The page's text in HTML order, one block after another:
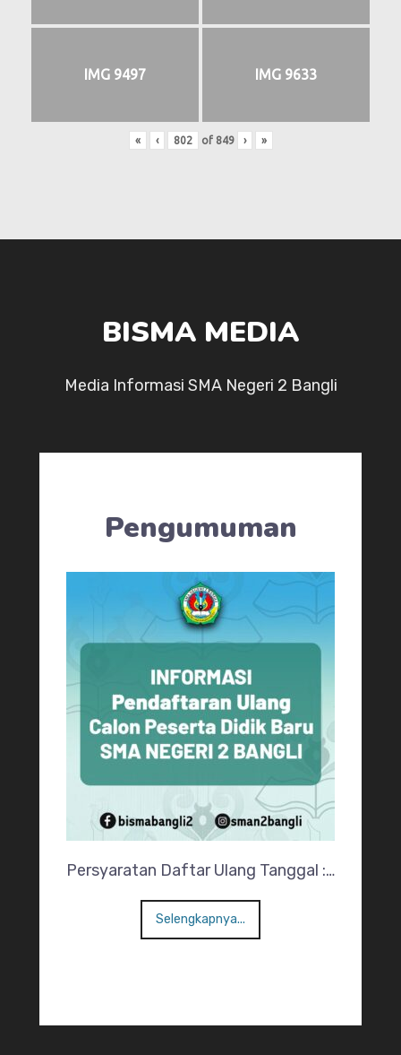
IMG 9497 IMG 9633
« ‹ of 849 › »
BISMA MEDIA
Media Informasi SMA Negeri 2 Bangli
Pengumuman
Persyaratan Daftar Ulang Tanggal :…
Selengkapnya...